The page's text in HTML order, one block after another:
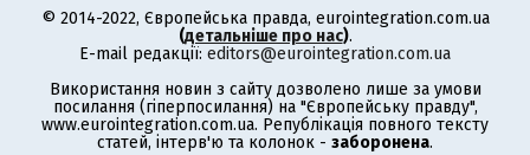
© 2014-2022, Європейська правда, eurointegration.com.ua
(детальніше про нас).
E-mail редакції: editors@eurointegration.com.ua
Використання новин з сайту дозволено лише за умови
посилання (гіперпосилання) на "Європейську правду",
www.eurointegration.com.ua. Републікація повного тексту
статей, інтерв'ю та колонок - заборонена.